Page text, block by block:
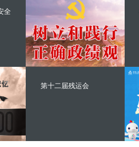
全
第十二届残运会